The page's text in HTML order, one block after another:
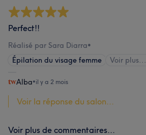
Perfect!!
Réalisé par Sara Diarra•
Épilation du visage femme
Voir plus...
Alba•il y a 2 mois
Voir la réponse du salon...
Voir plus de commentaires...